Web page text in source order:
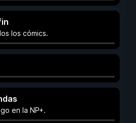
los cómics.
en la NP+.